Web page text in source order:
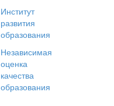
Институт
развития
образования
Независимая
оценка
качества
образования